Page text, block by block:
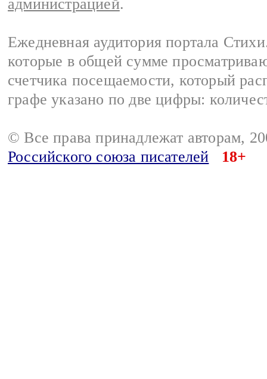
администрацией.
Ежедневная аудитория портала
которые в общей сумме
счетчика посещаемости, который
графе указано по две цифры:
© Все права принадлежат авторам,
Российского союза писателей
18+